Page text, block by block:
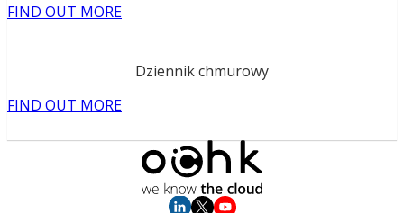
FIND OUT MORE
Dziennik chmurowy
FIND OUT MORE